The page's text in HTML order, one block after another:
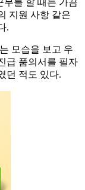
무를 할 때는 가끔
지원 사항 같은
.
모습을 보고 우
급 품의서를 필자
던 적도 있다.